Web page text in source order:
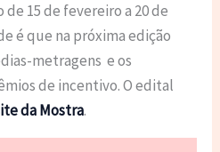
15 de fevereiro a 20 de
é que na próxima edição
metragens e os
de incentivo. O edital
da Mostra.